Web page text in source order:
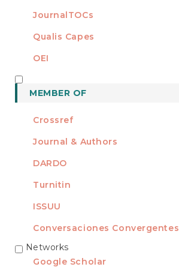
JournalTOCs
Qualis Capes
OEI
MEMBER OF
Crossref
Journal & Authors
DARDO
Turnitin
ISSUU
Conversaciones Convergentes
REDES
Networks
Google Scholar